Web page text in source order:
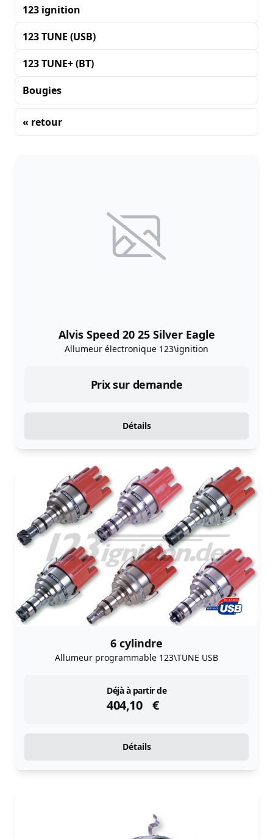
123 ignition
123 TUNE (USB)
123 TUNE+ (BT)
Bougies
« retour
Alvis Speed 20 25 Silver Eagle
Allumeur électronique 123\ignition
Prix sur demande
Détails
6 cylindre
Allumeur programmable 123\TUNE USB
Déjà à partir de
404,10 €
instock
Détails